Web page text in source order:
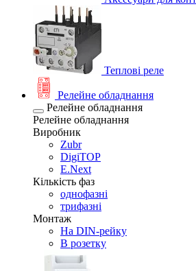
Теплові реле
Релейне обладнання
Релейне обладнання
Релейне обладнання
Виробник
Zubr
DigiTOP
E.Next
Кількість фаз
однофазні
трифазні
Монтаж
На DIN-рейку
В розетку